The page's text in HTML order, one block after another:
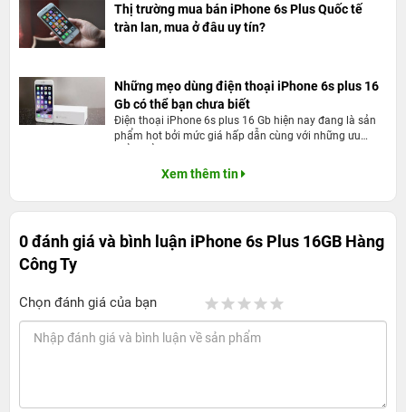
với iPhone 6. iPhone 6s Plus Chính Hãng hàng Công ty được sử
dụng chất liệu nhôm Series 7000 cho độ cứng cáp và bền được
iPhone 6s Plus Chính Hãng hàng Công ty sở hữu màn hình HD
5.5 inch với độ phân giải đạt 1920x1080 pixels cho chất lượng
hình ảnh sắc nét đến từng chi tiết và trong trẻo hơn. Hiệu năng
trội khi được nâng cấp bộ nhớ 2GB, vi xử lý A9, việc tiêu hao điện
năng ít hơn mang đến sức mạnh vượt trội hơn.
Thị trường mua bán iPhone 6s Plus Quốc tế
tràn lan, mua ở đâu uy tín?
Những mẹo dùng điện thoại iPhone 6s plus 16
Gb có thể bạn chưa biết
Điện thoại iPhone 6s plus 16 Gb hiện nay đang là sản
phẩm hot bởi mức giá hấp dẫn cùng với những ưu
hút sự quan tâm của không ít người dùng. Tuy nhiên dù
bạn có là người sử dụng iPhone lâu năm nhưng có thể
dụng điện thoại iPhone 6s plus 16 Gb được tốt hơn.
Xem thêm tin
0 đánh giá và bình luận iPhone 6s Plus 16GB Hàng
Công Ty
Chọn đánh giá của bạn